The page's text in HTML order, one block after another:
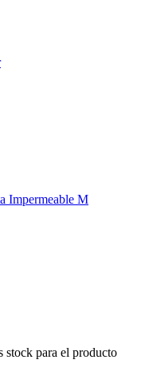
stock para el producto